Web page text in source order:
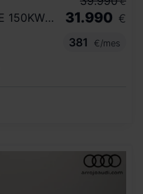
SPORTBACK S LINE 40 TFSI E 150KW S TRON
31.990 €
381
€/mes